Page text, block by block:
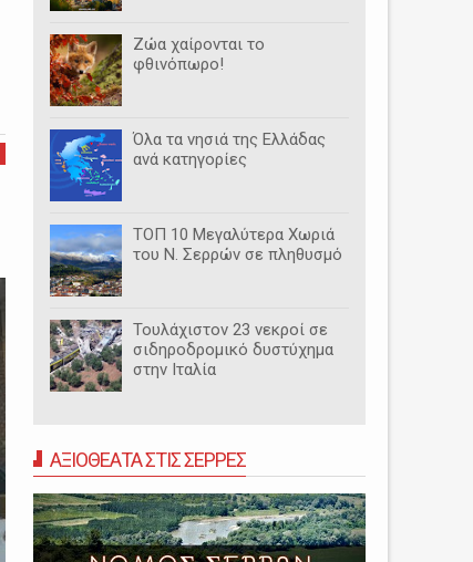
Ζώα χαίρονται το
φθινόπωρο!
Όλα τα νησιά της Ελλάδας
ανά κατηγορίες
ΤΟΠ 10 Μεγαλύτερα Χωριά
του Ν. Σερρών σε πληθυσμό
Τουλάχιστον 23 νεκροί σε
σιδηροδρομικό δυστύχημα
στην Ιταλία
ΑΞΙΟΘΕΑΤΑ ΣΤΙΣ ΣΕΡΡΕΣ